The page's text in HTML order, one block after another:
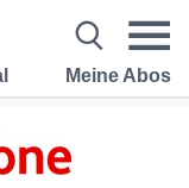
Meine Abos